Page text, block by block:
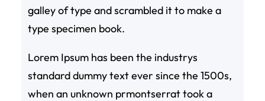
galley of type and scrambled it to make a
type specimen book.
Lorem Ipsum has been the industrys
standard dummy text ever since the 1500s,
when an unknown prmontserrat took a